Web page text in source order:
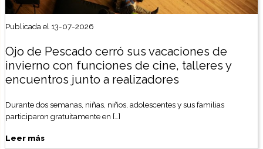
Publicada el 13-07-2026
Ojo de Pescado cerró sus vacaciones de
invierno con funciones de cine, talleres y
encuentros junto a realizadores
Durante dos semanas, niñas, niños, adolescentes y sus familias
participaron gratuitamente en […]
Leer más